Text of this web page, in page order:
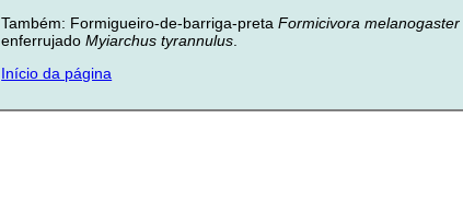
Também: Formigueiro-de-barriga-pretaFormicivora melanogaster
enferrujadoMyiarchus tyrannulus
Início da página